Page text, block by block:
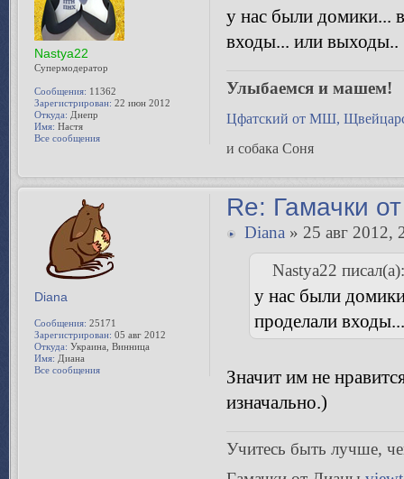
у нас были домики...
входы... или выходы..
Улыбаемся и машем!
Цфатский от МШ,
и собака Соня
Nastya22
Супермодератор
Сообщения: 11362
Зарегистрирован: 22 июн 2012
Откуда: Днепр
Имя: Настя
Все сообщения
Re: Гамачки
Diana » 25 авг 2012,
Nastya22 писал(а):
у нас были
проделали
Значит им не
изначально.)
Учитесь быть лучше,
Diana
Сообщения: 25171
Зарегистрирован: 05 авг 2012
Откуда: Украина, Винница
Имя: Диана
Все сообщения